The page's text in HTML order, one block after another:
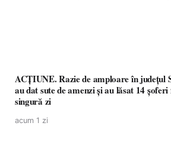
ACȚIUNE. Razie de amploare în județul
au dat sute de amenzi și au lăsat 14
singură zi
acum 1 zi